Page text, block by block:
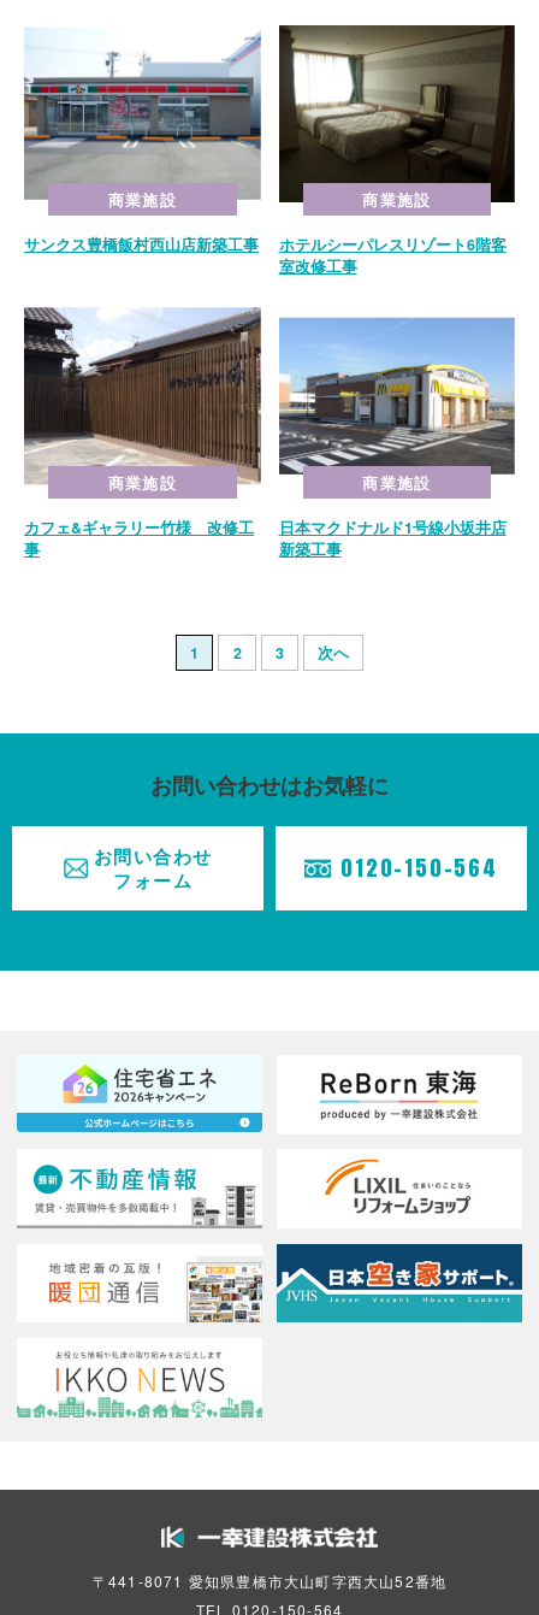
ホーム
BUSINESS
施工実績
CASE
不動産情報
ESTATE
お知らせ
採用情報
会社概要
商業施設
サンクス豊橋飯村西山店新築工事
商業施設
ホテルシーパレスリゾート6階客
室改修工事
商業施設
カフェ&ギャラリー竹様 改修工
事
商業施設
日本マクドナルド1号線小坂井店
新築工事
1 2 3 次へ
お問い合わせはお気軽に
お問い合わせ
フォーム
0120-150-564
〒441-8071 愛知県豊橋市大山町字西大山52番地
TEL 0120-150-564